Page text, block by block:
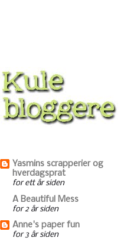
Yasmins scrapperier og
hverdagsprat
for ett år siden
A Beautiful Mess
for 2 år siden
Anne's paper fun
for 3 år siden